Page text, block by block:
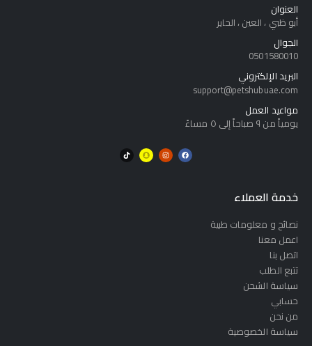
العنوان
أبو ظبي ، العين ، الحاير
الجوال
0501580010
البريد الإلكتروني
support@petshubuae.com
مواعيد العمل
يومياً من ٩ صباحاً إلى ٥ مساءً
خدمة العملاء
نصائح و معلومات طبية
اعمل معنا
اتصل بنا
تتبع الطلب
سياسة الشحن
حسابي
من نحن
سياسة الخصوصية